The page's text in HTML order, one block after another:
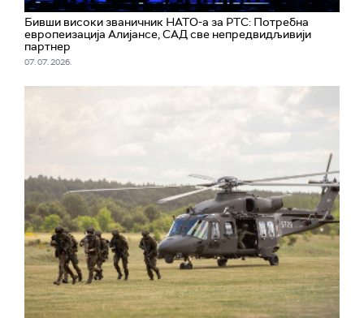
Бивши високи званичник НАТО-а за РТС: Потребна
европеизација Алијансе, САД све непредвидљивији
партнер
07. 07. 2026.